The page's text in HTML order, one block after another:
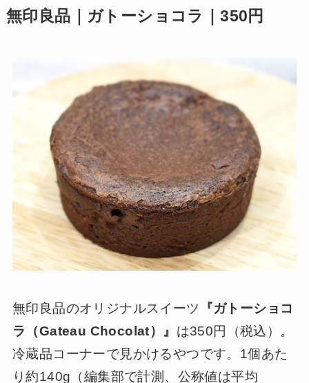
無印良品｜ガトーショコラ｜350円
無印良品のオリジナルスイーツ
『ガトーショコ
ラ（Gateau Chocolat）』 は350円（税込）。
冷蔵品コーナーで見かけるやつです。1個あた
り約140g（編集部で計測、公称値は平均